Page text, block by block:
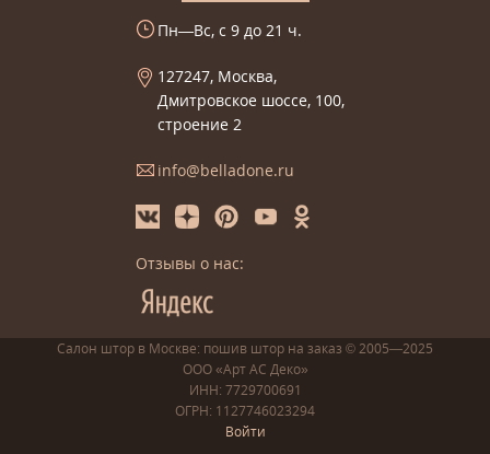
Пн—Вс, с 9 до 21 ч.
127247, Москва,
Дмитровское шоссе, 100,
строение 2
info@belladone.ru
Отзывы о нас:
Салон штор в Москве: пошив штор на заказ © 2005—2025
ООО «Арт АС Деко»
ИНН: 7729700691
ОГРН: 1127746023294
Войти